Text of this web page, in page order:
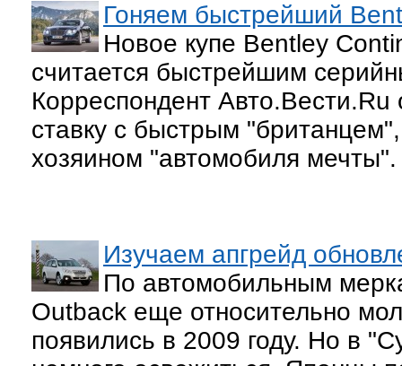
Гоняем быстрейший
Новое купе Bentley
считается быстрейшим
Корреспондент
ставку с быстрым
хозяином "автомобиля мечты".
Изучаем апгрейд
По автомобильным
Outback еще относительно
появились в 2009 году. Но в